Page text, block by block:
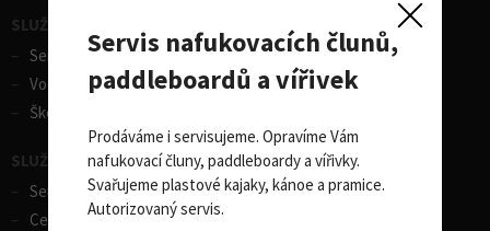
SLUŽBY - vodní sporty
Servis lodí a člunů
Vodácká půjčovna lodí
Škola eskymování
SLUŽBY - zimní sporty
Servis lyží
Celosezonní půjčovna lyží
Servis nafukovacích člunů,
paddleboardů a vířivek
Prodáváme i servisujeme. Opravíme Vám
nafukovací čluny, paddleboardy a vířivky.
Svařujeme plastové kajaky, kánoe a pramice.
Autorizovaný servis.